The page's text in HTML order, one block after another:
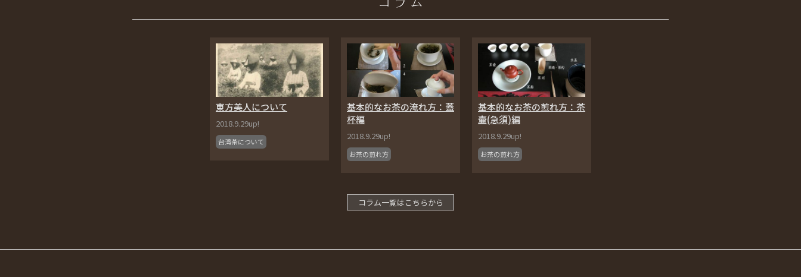
東方美人について
2018.9.29up!
台湾茶について
基本的なお茶の淹れ方：蓋
杯編
2018.9.29up!
お茶の煎れ方
基本的なお茶の煎れ方：茶
壷(急須)編
2018.9.29up!
お茶の煎れ方
コラム一覧はこちらから